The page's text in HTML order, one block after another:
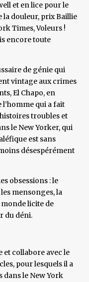
et en lice pour le
la douleur, prix Baillie
Times, Voleurs !
encore toute
de génie qui
vintage aux crimes
El Chapo, en
l’homme qui a fait
troubles et
le New Yorker, qui
est sans
désespérément
obsessions : le
mensonges, la
licite de
du déni.
et collabore avec le
pour lesquels il a
dans le New York